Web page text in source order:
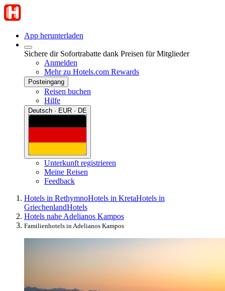
App herunterladen
Sichere dir Sofortrabatte dank Preisen für Mitglieder
Anmelden
Mehr zu Hotels.com Rewards
Posteingang
Reisen buchen
Hilfe
Deutsch · EUR · DE
Unterkunft registrieren
Meine Reisen
Feedback
Hotels in RethymnoHotels in KretaHotels in
GriechenlandHotels
Hotels nahe Adelianos Kampos
Familienhotels in Adelianos Kampos